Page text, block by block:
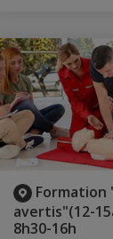
Formation
avertis"(12-
8h30-16h